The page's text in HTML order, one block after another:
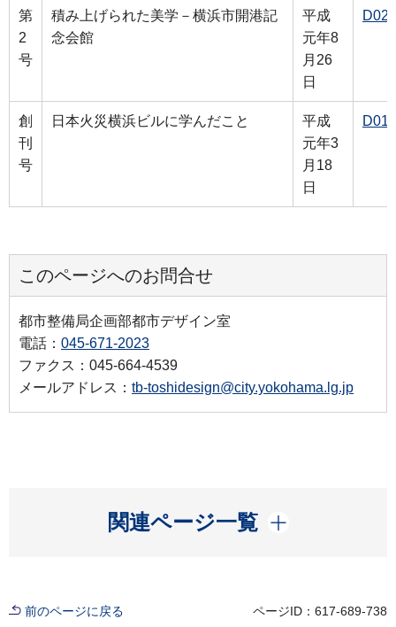
第
2
号
積み上げられた美学－横浜市開港記
念会館
平成
元年8
月26
日
D02
創
刊
号
日本火災横浜ビルに学んだこと
平成
元年3
月18
日
D01
このページへのお問合せ
都市整備局企画部都市デザイン室
電話： 045-671-2023
ファクス：045-664-4539
メールアドレス： tb-toshidesign@city.yokohama.lg.jp
関連ページ一覧
開く
前のページに戻る ページID：617-689-738